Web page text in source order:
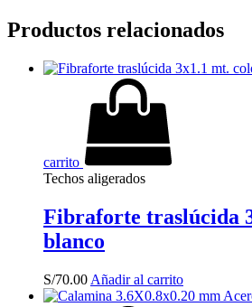
Productos relacionados
carrito
Techos aligerados
Fibraforte traslúcida
blanco
S/70.00 Añadir al carrito